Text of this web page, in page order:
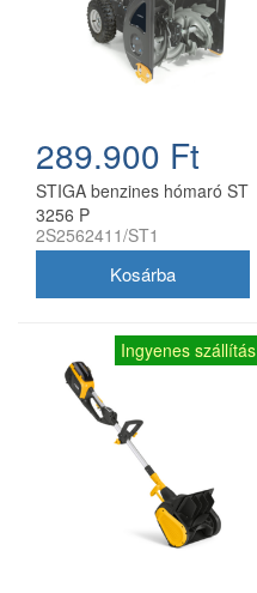
289.900 Ft
STIGA benzines hómaró ST
3256 P
2S2562411/ST1
Ingyenes szállítás